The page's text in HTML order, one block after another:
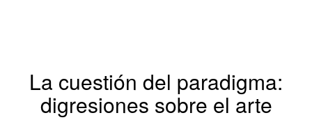
La cuestión del paradigma:
digresiones sobre el arte